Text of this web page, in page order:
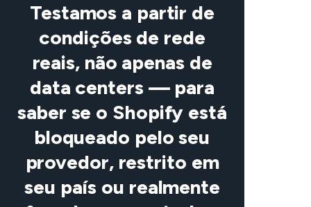
Testamos a partir de
condições de rede
reais, não apenas de
data centers — para
saber se o Shopify está
bloqueado pelo seu
provedor, restrito em
seu país ou realmente